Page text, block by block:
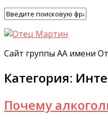
Сайт группы АА имени
Категория:
Почему